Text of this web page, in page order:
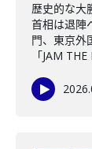
歴史的な大
首相は退陣
門、東京外
「JAM